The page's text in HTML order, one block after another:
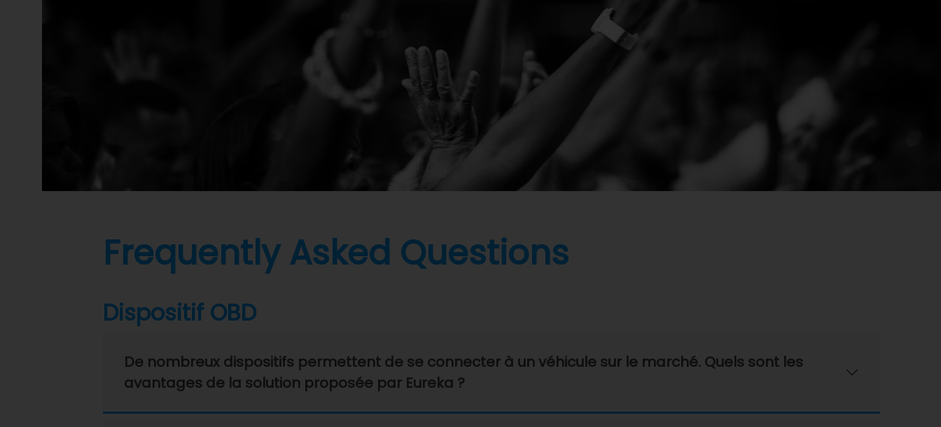
Frequently Asked Questions
Dispositif OBD
De nombreux dispositifs permettent de se connecter à un véhicule sur le marché. Quels sont les
avantages de la solution proposée par Eureka ?